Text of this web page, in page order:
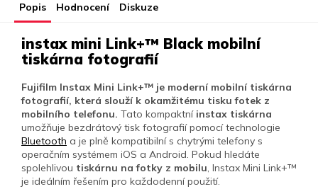
Popis Hodnocení Diskuze
instax mini Link+™ Black mobilní
tiskárna fotografií
Fujifilm Instax Mini Link+™ je moderní mobilní tiskárna
fotografií, která slouží k okamžitému tisku fotek z
mobilního telefonu. Tato kompaktní instax tiskárna
umožňuje bezdrátový tisk fotografií pomocí technologie
Bluetooth a je plně kompatibilní s chytrými telefony s
operačním systémem iOS a Android. Pokud hledáte
spolehlivou tiskárnu na fotky z mobilu, Instax Mini Link+™
je ideálním řešením pro každodenní použití.